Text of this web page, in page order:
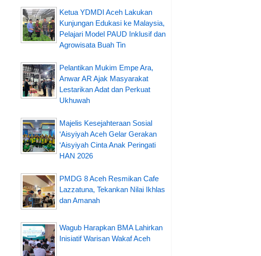
Ketua YDMDI Aceh Lakukan
Kunjungan Edukasi ke Malaysia,
Pelajari Model PAUD Inklusif dan
Agrowisata Buah Tin
Pelantikan Mukim Empe Ara,
Anwar AR Ajak Masyarakat
Lestarikan Adat dan Perkuat
Ukhuwah
Majelis Kesejahteraan Sosial
‘Aisyiyah Aceh Gelar Gerakan
‘Aisyiyah Cinta Anak Peringati
HAN 2026
PMDG 8 Aceh Resmikan Cafe
Lazzatuna, Tekankan Nilai Ikhlas
dan Amanah
Wagub Harapkan BMA Lahirkan
Inisiatif Warisan Wakaf Aceh